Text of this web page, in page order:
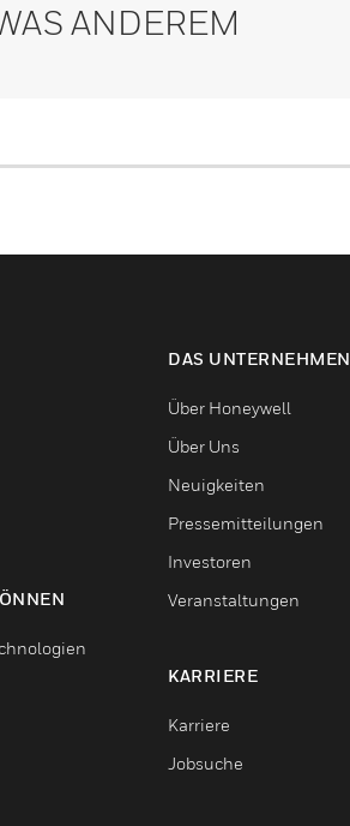
ANDEREM
DAS UNTERNEHMEN
Über Honeywell
Über Uns
Neuigkeiten
Pressemitteilungen
Investoren
Veranstaltungen
KARRIERE
Karriere
Jobsuche